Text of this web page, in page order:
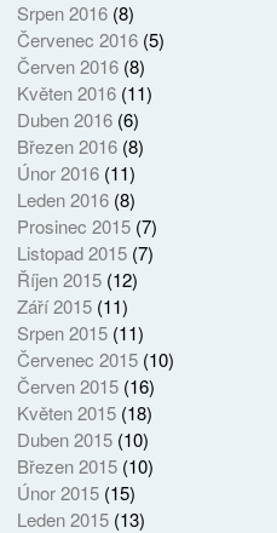
Srpen 2016(8)
Červenec 2016(5)
Červen 2016(8)
Květen 2016(11)
Duben 2016(6)
Březen 2016(8)
Únor 2016(11)
Leden 2016(8)
Prosinec 2015(7)
Listopad 2015(7)
Říjen 2015(12)
Září 2015(11)
Srpen 2015(11)
Červenec 2015(10)
Červen 2015(16)
Květen 2015(18)
Duben 2015(10)
Březen 2015(10)
Únor 2015(15)
Leden 2015(13)